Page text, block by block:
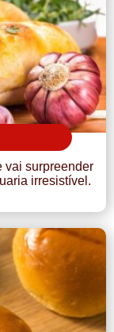
vai surpreender
irresistível.